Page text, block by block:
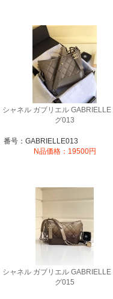
シャネル ガブリエル GABRIELLE
グ013
番号：GABRIELLE013
N品価格：19500円
シャネル ガブリエル GABRIELLE
グ015